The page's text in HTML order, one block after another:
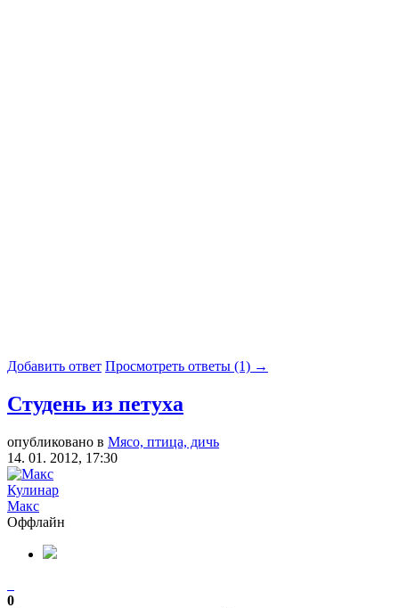
Добавить ответ Просмотреть ответы (1) →
Студень из петуха
опубликовано в Мясо, птица, дичь
14. 01. 2012, 17:30
Кулинар
Макс
Оффлайн
0